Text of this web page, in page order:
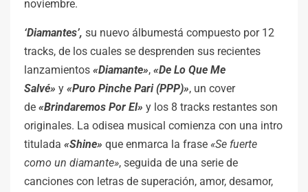
noviembre.
‘Diamantes’, su nuevo álbumestá compuesto por 12
tracks, de los cuales se desprenden sus recientes
lanzamientos «Diamante», «De Lo Que Me
Salvé» y «Puro Pinche Pari (PPP)», un cover
de «Brindaremos Por El» y los 8 tracks restantes son
originales. La odisea musical comienza con una intro
titulada «Shine» que enmarca la frase «Se fuerte
como un diamante», seguida de una serie de
canciones con letras de superación, amor, desamor,